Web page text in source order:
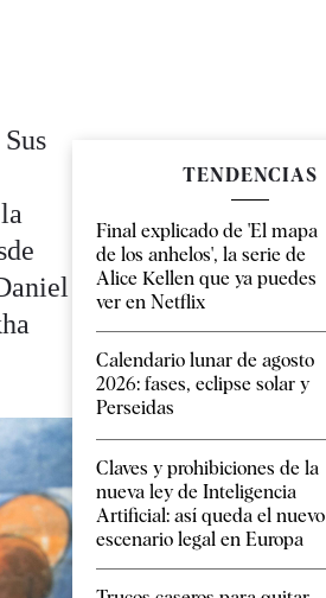
TENDENCIAS
Final explicado de 'El mapa
de los anhelos', la serie de
Alice Kellen que ya puedes
ver en Netflix
Calendario lunar de agosto
2026: fases, eclipse solar y
Perseidas
Claves y prohibiciones de la
nueva ley de Inteligencia
Artificial: así queda el nuevo
escenario legal en Europa